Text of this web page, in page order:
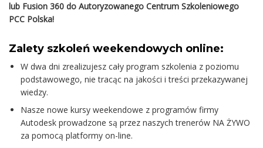
lub Fusion 360 do Autoryzowanego Centrum Szkoleniowego
PCC Polska!
Zalety szkoleń weekendowych online:
W dwa dni zrealizujesz cały program szkolenia z poziomu
podstawowego, nie tracąc na jakości i treści przekazywanej
wiedzy.
Nasze nowe kursy weekendowe z programów firmy
Autodesk prowadzone są przez naszych trenerów NA ŻYWO
za pomocą platformy on-line.